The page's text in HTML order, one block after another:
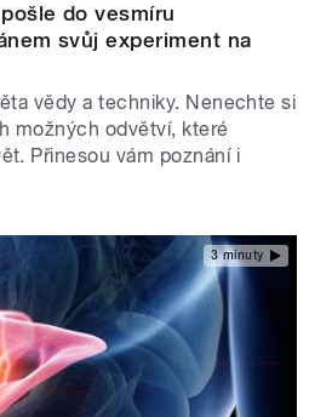
do vesmíru
svůj experiment na
vědy a techniky. Nenechte si
možných odvětví, které
Přinesou vám poznání i
3 minuty